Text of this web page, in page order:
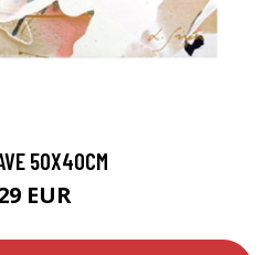
50X40CM
EUR